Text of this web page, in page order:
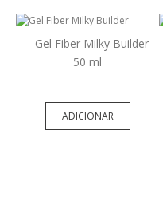
Gel Fiber Milky Builder
50 ml
ADICIONAR